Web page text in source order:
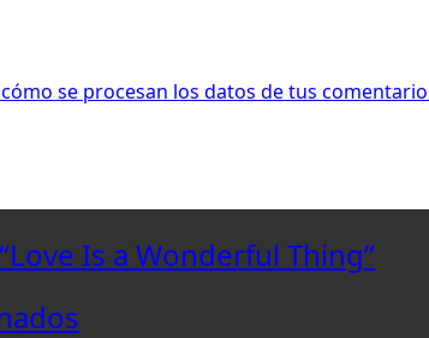
se procesan los datos de tus
Is a Wonderful Thing”